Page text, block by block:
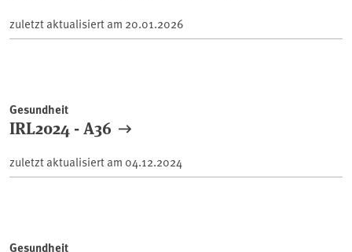
zuletzt aktualisiert am 20.01.2026
Gesundheit
IRL2024 - A36
zuletzt aktualisiert am 04.12.2024
Gesundheit